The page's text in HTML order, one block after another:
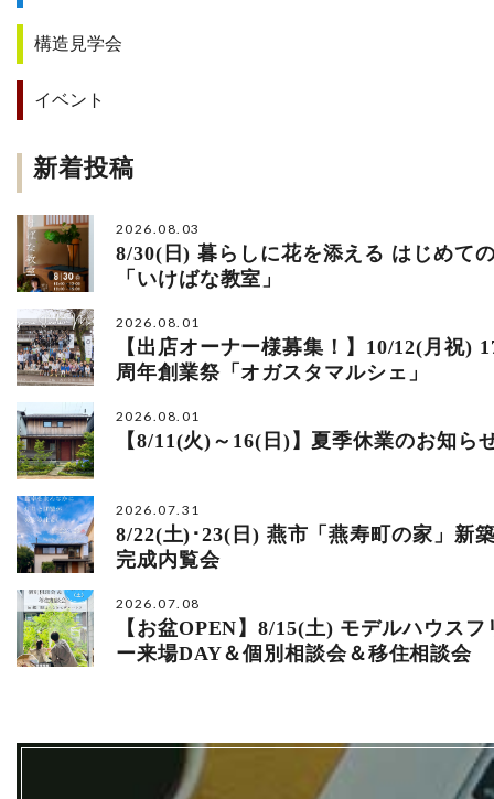
構造見学会
イベント
新着投稿
2026.08.03
8/30(日) 暮らしに花を添える はじめて
「いけばな教室」
2026.08.01
【出店オーナー様募集！】10/12(月祝)
周年創業祭「オガスタマルシェ」
2026.08.01
【8/11(火)～16(日)】夏季休業のお知ら
2026.07.31
8/22(土)･23(日) 燕市「燕寿町の家」新
完成内覧会
2026.07.08
【お盆OPEN】8/15(土) モデルハウスフ
ー来場DAY＆個別相談会＆移住相談会